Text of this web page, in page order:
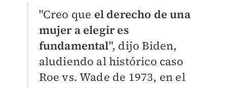
"Creo que el derecho de una
mujer a elegir es
fundamental", dijo Biden,
aludiendo al histórico caso
Roe vs. Wade de 1973, en el